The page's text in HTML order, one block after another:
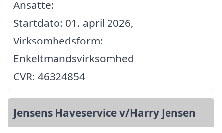
Ansatte:
Startdato: 01. april 2026,
Virksomhedsform:
Enkeltmandsvirksomhed
CVR: 46324854
Jensens Haveservice v/Harry Jensen